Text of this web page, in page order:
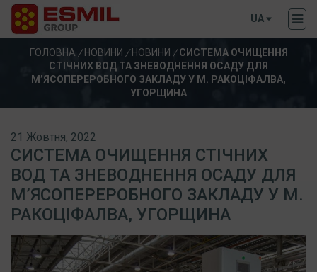
UA
ГОЛОВНА/НОВИНИ /НОВИНИ /СИСТЕМА ОЧИЩЕННЯ
СТІЧНИХ ВОД ТА ЗНЕВОДНЕННЯ ОСАДУ ДЛЯ
М’ЯСОПЕРЕРОБНОГО ЗАКЛАДУ У М. РАКОЦІФАЛВА,
УГОРЩИНА
СИСТЕМА ОЧИЩЕННЯ СТІЧНИХ
ВОД ТА ЗНЕВОДНЕННЯ ОСАДУ ДЛЯ
М’ЯСОПЕРЕРОБНОГО ЗАКЛАДУ У М.
РАКОЦІФАЛВА, УГОРЩИНА
21 Жовтня, 2022